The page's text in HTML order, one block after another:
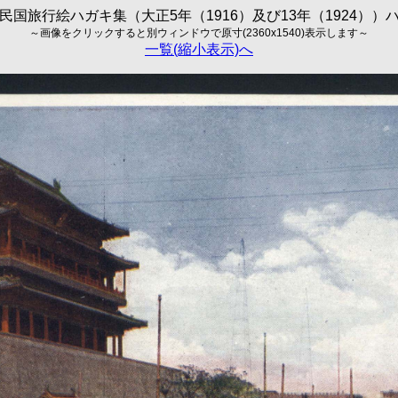
国旅行絵ハガキ集（大正5年（1916）及び13年（1924））
～画像をクリックすると別ウィンドウで原寸(2360x1540)表示します～
一覧(縮小表示)へ